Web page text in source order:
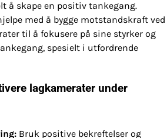
å skape en positiv tankegang.
med å bygge motstandskraft ved
til å fokusere på sine styrker og
spesielt i utfordrende
lagkamerater under
Bruk positive bekreftelser og